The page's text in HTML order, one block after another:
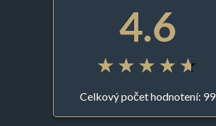
4.6
Celkový počet hodnotení: 99